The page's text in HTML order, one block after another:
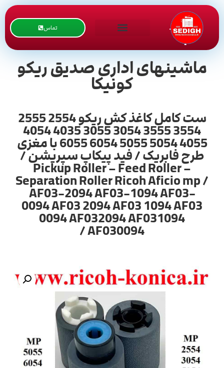
تماس
ماشینهای اداری صدیق ریکو
کونیکا
ست کامل کاغذ کش ریکو 2554 2555
3554 3555 3054 3055 4035 4054
4055 5054 5055 6054 6055 با مغزی
طرح فابریک / فید پیکاپ سپریشن /
Pickup Roller – Feed Roller –
Separation Roller Ricoh Aficio mp /
AF03-2094 AF03-1094 AF03-
0094 AF03 2094 AF03 1094 AF03
0094 AF032094 AF031094
AF030094 /